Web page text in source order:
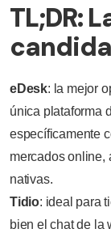
TL;DR:
eDesk: la mejor
única plataforma
específicamente
mercados online,
nativas.
Tidio: ideal para
bien el chat de la